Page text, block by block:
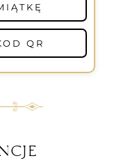
QR